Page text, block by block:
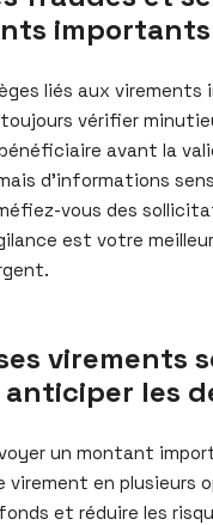
importants
liés aux virements
vérifier
avant la
d’informations
vous des
est votre
virements
les
un montant
en plusieurs
et réduire les